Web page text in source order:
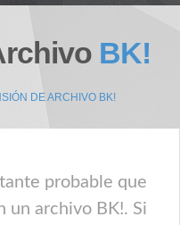
BK!
DE ARCHIVO BK!
probable que
un archivo BK!. Si